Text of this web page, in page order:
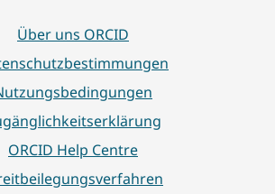
Über uns ORCID
ORCID Help Centre